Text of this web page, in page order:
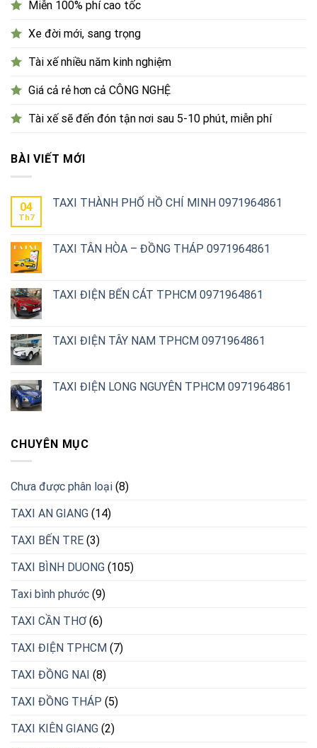
Miễn 100% phí cao tốc
Xe đời mới, sang trọng
Tài xế nhiều năm kinh nghiệm
Giá cả rẻ hơn cả CÔNG NGHỆ
Tài xế sẽ đến đón tận nơi sau 5-10 phút, miễn phí
BÀI VIẾT MỚI
04
Th7
TAXI THÀNH PHỐ HỒ CHÍ MINH 0971964861
TAXI TÂN HÒA – ĐỒNG THÁP 0971964861
TAXI ĐIỆN BẾN CÁT TPHCM 0971964861
TAXI ĐIỆN TÂY NAM TPHCM 0971964861
TAXI ĐIỆN LONG NGUYÊN TPHCM 0971964861
CHUYÊN MỤC
Chưa được phân loại (8)
TAXI AN GIANG (14)
TAXI BẾN TRE (3)
TAXI BÌNH DUONG (105)
Taxi bình phước (9)
TAXI CẦN THƠ(6)
TAXI ĐIỆN TPHCM (7)
TAXI ĐỒNG NAI (8)
TAXI ĐỒNG THÁP (5)
TAXI KIÊN GIANG (2)